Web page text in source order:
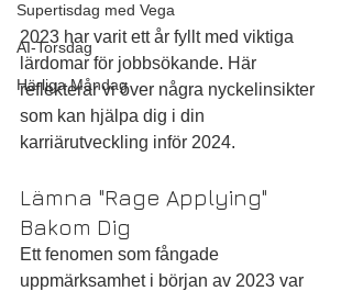
Supertisdag med Vega
AI-Torsdag
Härliga Måndag
2023 har varit ett år fyllt med viktiga
lärdomar för jobbsökande. Här
reflekterar vi över några nyckelinsikter
som kan hjälpa dig i din
karriärutveckling inför 2024.
Lämna "Rage Applying"
Bakom Dig
Ett fenomen som fångade
uppmärksamhet i början av 2023 var